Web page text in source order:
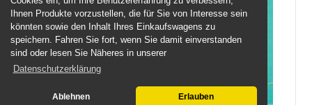
Ihnen Produkte vorzustellen, die für Sie von Interesse sein
könnten sowie den Inhalt Ihres Einkaufswagens zu
speichern. Fahren Sie fort, wenn Sie damit einverstanden
sind oder lesen Sie Näheres in unserer
Datenschutzerklärung
Ablehnen Erlauben